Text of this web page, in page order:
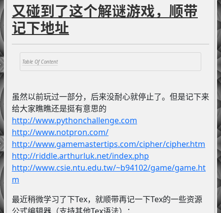
又碰到了这个解谜游戏，顺带
记下地址
虽然以前玩过一部分，后来没耐心就停止了。但是记下来
给大家瞧瞧还是挺有意思的
http://www.pythonchallenge.com
http://www.notpron.com/
http://www.gamemastertips.com/cipher/cipher.htm
http://riddle.arthurluk.net/index.php
http://www.csie.ntu.edu.tw/~b94102/game/game.ht
m
最近稍微学习了下Tex，就顺带再记一下Tex的一些资源